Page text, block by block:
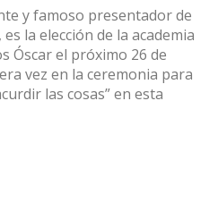
y famoso presentador de
la elección de la academia
Óscar el próximo 26 de
vez en la ceremonia para
las cosas” en esta